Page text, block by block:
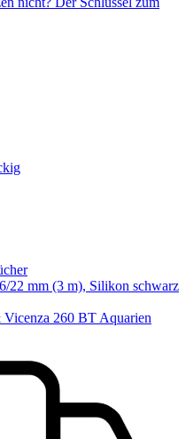
22 mm (3 m), Silikon schwarz
260 BT Aquarien